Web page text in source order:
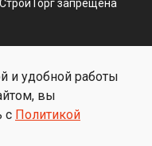
запрещена
и удобной работы
вы
с Политикой